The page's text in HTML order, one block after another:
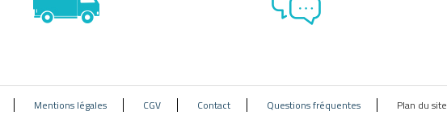
Mentions légales CGV Contact Questions fréquentes Plan du site